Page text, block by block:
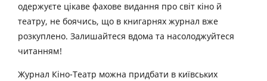
одержуєте цікаве фахове видання про світ кіно й
театру, не боячись, що в книгарнях журнал вже
розкуплено. Залишайтеся вдома та насолоджуйтеся
читанням!
Журнал Кіно-Театр можна придбати в київських